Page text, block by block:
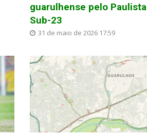
guarulhense pelo Paulista
Sub-23
31 de maio de 2026 17:59